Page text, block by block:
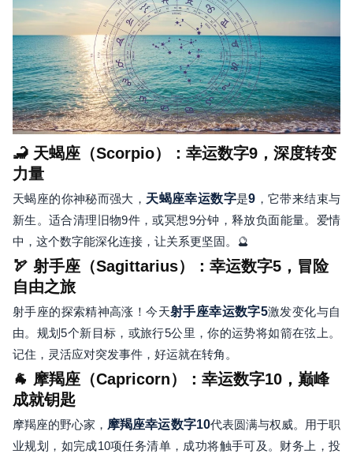
🦂 天蝎座（Scorpio）：幸运数字9，深度转变
力量
天蝎座的你神秘而强大， 天蝎座幸运数字是9 ，它带来结束与
新生。适合清理旧物9件，或冥想9分钟，释放负面能量。爱情
中，这个数字能深化连接，让关系更坚固。🔮
🏹 射手座（Sagittarius）：幸运数字5，冒险
自由之旅
射手座的探索精神高涨！今天射手座幸运数字5激发变化与自
由。规划5个新目标，或旅行5公里，你的运势将如箭在弦上。
记住，灵活应对突发事件，好运就在转角。
🐐 摩羯座（Capricorn）：幸运数字10，巅峰
成就钥匙
摩羯座的野心家， 摩羯座幸运数字10代表圆满与权威。用于职
业规划，如完成10项任务清单，成功将触手可及。财务上，投